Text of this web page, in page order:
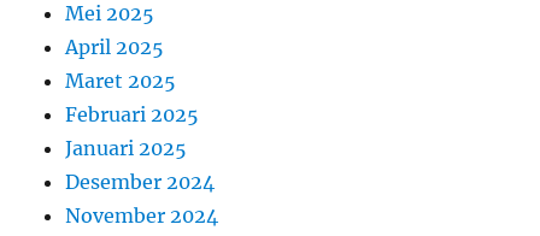
Mei 2025
April 2025
Maret 2025
Februari 2025
Januari 2025
Desember 2024
November 2024